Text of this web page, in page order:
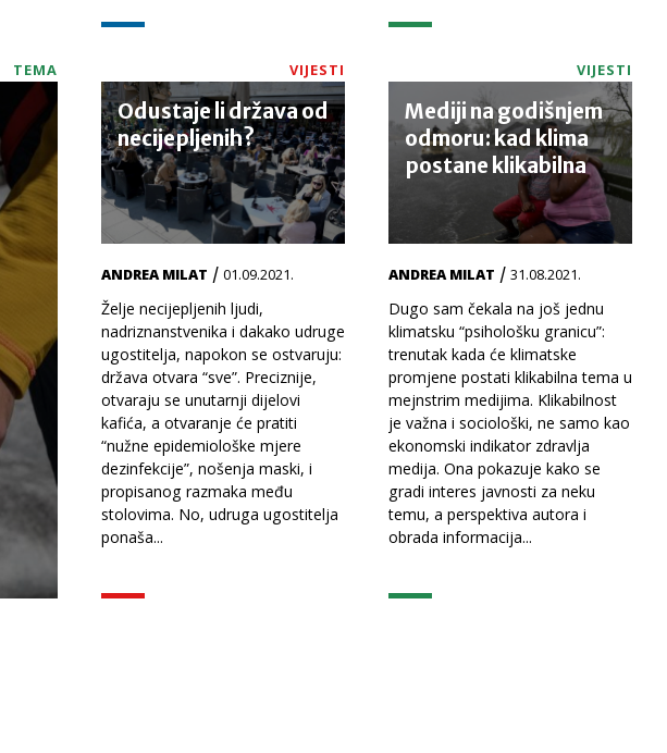
TEMA VIJESTI
Odustaje li država od
necijepljenih?
ANDREA MILAT / 01.09.2021.
Želje necijepljenih ljudi,
nadriznanstvenika i dakako udruge
ugostitelja, napokon se ostvaruju:
država otvara “sve”. Preciznije,
otvaraju se unutarnji dijelovi
kafića, a otvaranje će pratiti
“nužne epidemiološke mjere
dezinfekcije”, nošenja maski, i
propisanog razmaka među
stolovima. No, udruga ugostitelja
ponaša...
VIJESTI
Mediji na godišnjem
odmoru: kad klima
postane klikabilna
ANDREA MILAT / 31.08.2021.
Dugo sam čekala na još jednu
klimatsku “psihološku granicu”:
trenutak kada će klimatske
promjene postati klikabilna tema u
mejnstrim medijima. Klikabilnost
je važna i sociološki, ne samo kao
ekonomski indikator zdravlja
medija. Ona pokazuje kako se
gradi interes javnosti za neku
temu, a perspektiva autora i
obrada informacija...